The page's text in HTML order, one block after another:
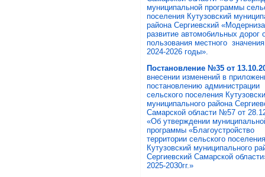
муниципальной программы
поселения Кутузовский
района Сергиевский
развитие автомобильных дорог
пользования местного
2024-2026 годы».
Постановление №35 от 13.10.2
внесении изменений в
постановлению администрации
сельского поселения
муниципального района
Самарской области №57 от
«Об утверждении
программы «Благоустройство
территории сельского поселения
Кутузовский муниципального
Сергиевский Самарской
2025-2030гг.»